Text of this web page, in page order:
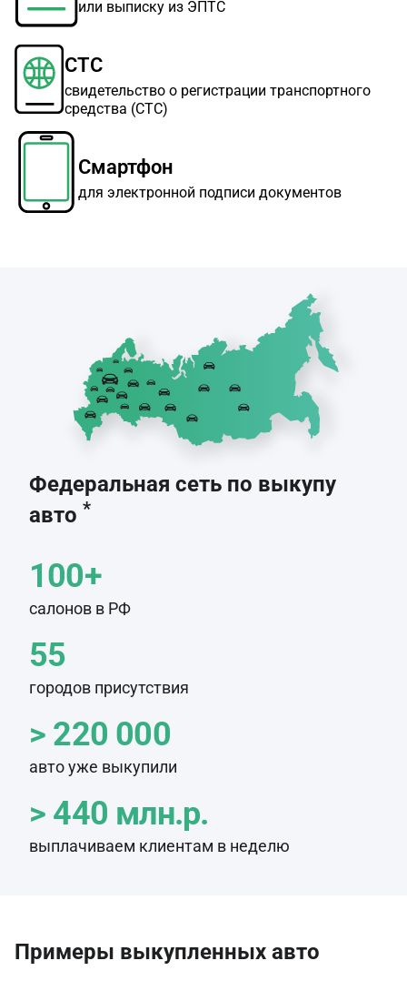
или выписку из ЭПТС
СТС
свидетельство о регистрации транспортного
средства (СТС)
Смартфон
для электронной подписи документов
Федеральная сеть по выкупу
авто *
100+
салонов в РФ
55
городов присутствия
> 220 000
авто уже выкупили
> 440 млн.р.
выплачиваем клиентам в неделю
Примеры выкупленных авто